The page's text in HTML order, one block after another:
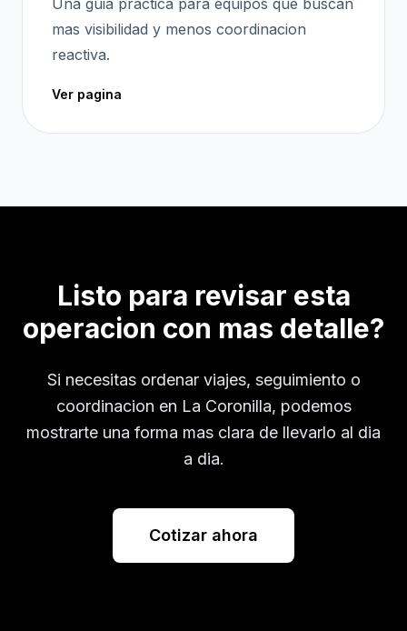
Una guia practica para equipos que buscan
mas visibilidad y menos coordinacion
reactiva.
Ver pagina
Listo para revisar esta
operacion con mas detalle?
Si necesitas ordenar viajes, seguimiento o
coordinacion en La Coronilla, podemos
mostrarte una forma mas clara de llevarlo al dia
a dia.
Cotizar ahora